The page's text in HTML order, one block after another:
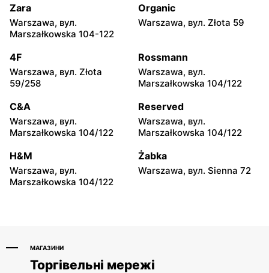
moje sklepy
Górki, вул. Górki 71
moje sklepy
Gumniska, вул. Gumniska
moje sklepy
Iwierzyce, вул. Iwierzyce
152A
moje sklepy
Tczew, вул. Franciszka
Żwirki 61
moje sklepy
Hyżne, вул. Hyżne 100
moje sklepy
Jarosław, вул. Pełkińska
147
moje sklepy
Niebylec, вул. Niebylec 139
moje sklepy
Opole, вул. Grudzicka 45
Zara
Warszawa, вул.
Marszałkowska 104-122
Organic
Warszawa, вул. Złota 59
4F
Warszawa, вул. Złota
59/258
Rossmann
Warszawa, вул.
Marszałkowska 104/122
C&A
Warszawa, вул.
Marszałkowska 104/122
Reserved
Warszawa, вул.
Marszałkowska 104/122
H&M
Warszawa, вул.
Marszałkowska 104/122
Żabka
Warszawa, вул. Sienna 72
МАГАЗИНИ
Торгівельні мережі